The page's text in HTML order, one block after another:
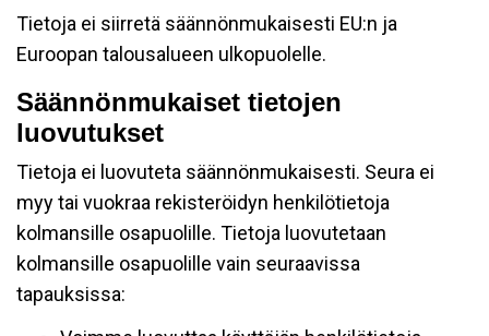
Tietoja ei siirretä säännönmukaisesti EU:n ja
Euroopan talousalueen ulkopuolelle.
Säännönmukaiset tietojen
luovutukset
Tietoja ei luovuteta säännönmukaisesti. Seura ei
myy tai vuokraa rekisteröidyn henkilötietoja
kolmansille osapuolille. Tietoja luovutetaan
kolmansille osapuolille vain seuraavissa
tapauksissa: